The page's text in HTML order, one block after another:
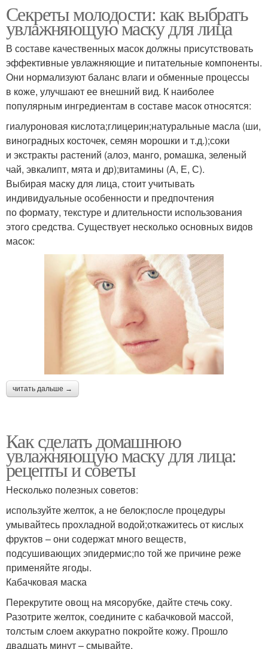
Секреты молодости: как выбрать
увлажняющую маску для лица
В составе качественных масок должны присутствовать
эффективные увлажняющие и питательные компоненты.
Они нормализуют баланс влаги и обменные процессы
в коже, улучшают ее внешний вид. К наиболее
популярным ингредиентам в составе масок относятся:
гиалуроновая кислота;глицерин;натуральные масла (ши,
виноградных косточек, семян морошки и т.д.);соки
и экстракты растений (алоэ, манго, ромашка, зеленый
чай, эвкалипт, мята и др);витамины (А, Е, С).
Выбирая маску для лица, стоит учитывать
индивидуальные особенности и предпочтения
по формату, текстуре и длительности использования
этого средства. Существует несколько основных видов
масок:
читать дальше →
Как сделать домашнюю
увлажняющую маску для лица:
рецепты и советы
Несколько полезных советов:
используйте желток, а не белок;после процедуры
умывайтесь прохладной водой;откажитесь от кислых
фруктов – они содержат много веществ,
подсушивающих эпидермис;по той же причине реже
применяйте ягоды.
Кабачковая маска
Перекрутите овощ на мясорубке, дайте стечь соку.
Разотрите желток, соедините с кабачковой массой,
толстым слоем аккуратно покройте кожу. Прошло
двадцать минут – смывайте.